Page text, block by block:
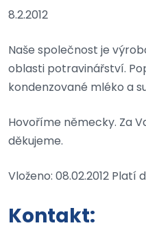
8.2.2012
Naše společnost je
oblasti potravinářství.
kondenzované mléko a
Hovoříme německy. Za
děkujeme.
Vloženo: 08.02.2012 Platí
Kontakt: